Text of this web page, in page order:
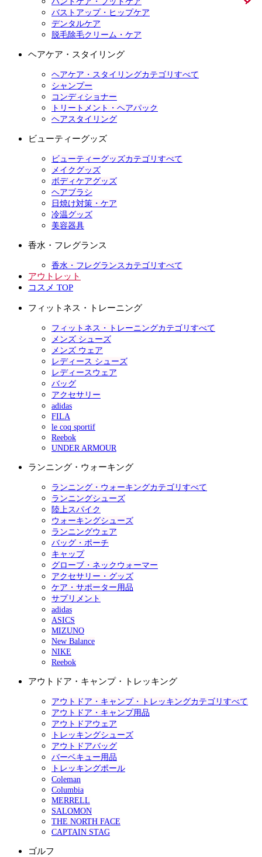
バストアップ・ヒップケア
デンタルケア
脱毛除毛クリーム・ケア
ヘアケア・スタイリング
ヘアケア・スタイリングカテゴリすべて
シャンプー
コンディショナー
トリートメント・ヘアパック
ヘアスタイリング
ビューティーグッズ
ビューティーグッズカテゴリすべて
メイクグッズ
ボディケアグッズ
ヘアブラシ
日焼け対策・ケア
冷温グッズ
美容器具
香水・フレグランス
香水・フレグランスカテゴリすべて
アウトレット
コスメ TOP
フィットネス・トレーニング
フィットネス・トレーニングカテゴリすべて
メンズ シューズ
メンズ ウェア
レディース シューズ
レディースウェア
バッグ
アクセサリー
adidas
FILA
le coq sportif
Reebok
UNDER ARMOUR
ランニング・ウォーキング
ランニング・ウォーキングカテゴリすべて
ランニングシューズ
陸上スパイク
ウォーキングシューズ
ランニングウェア
バッグ・ポーチ
キャップ
グローブ・ネックウォーマー
アクセサリー・グッズ
ケア・サポーター用品
サプリメント
adidas
ASICS
MIZUNO
New Balance
NIKE
Reebok
アウトドア・キャンプ・トレッキング
アウトドア・キャンプ・トレッキングカテゴリすべて
アウトドア・キャンプ用品
アウトドアウェア
トレッキングシューズ
アウトドアバッグ
バーベキュー用品
トレッキングポール
Coleman
Columbia
MERRELL
SALOMON
THE NORTH FACE
CAPTAIN STAG
ゴルフ